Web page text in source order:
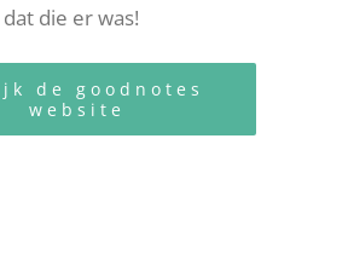
die er was!
de goodnotes
website